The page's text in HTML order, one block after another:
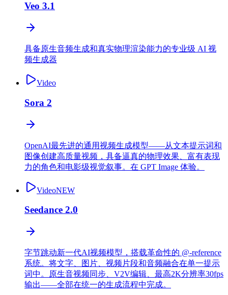
Veo 3.1
具备原生音频生成和真实物理渲染能力的专业级 AI 视
频生成器
Video
Sora 2
OpenAI最先进的通用视频生成模型——从文本提示词和
图像创建高质量视频，具备逼真的物理效果、富有表现
力的角色和电影级视觉叙事。在 GPT Image 体验。
VideoNEW
Seedance 2.0
字节跳动新一代AI视频模型，搭载革命性的 @-reference
系统。将文字、图片、视频片段和音频融合在单一提示
词中。原生音视频同步、V2V编辑、最高2K分辨率30fps
输出——全部在统一的生成流程中完成。